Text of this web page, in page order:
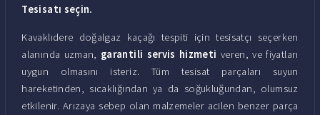
Tesisatı seçin.
Kavaklıdere doğalgaz kaçağı tespiti için tesisatçı seçerken
alanında uzman, garantili servis hizmeti veren, ve fiyatları
uygun olmasını isteriz. Tüm tesisat parçaları suyun
hareketinden, sıcaklığından ya da soğukluğundan, olumsuz
etkilenir. Arızaya sebep olan malzemeler acilen benzer parça